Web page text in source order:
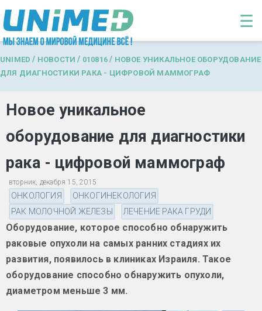
Перейти к основному содержанию
☰
UNIMED / НОВОСТИ / 010816 / НОВОЕ УНИКАЛЬНОЕ ОБОРУДОВАНИЕ
ДЛЯ ДИАГНОСТИКИ РАКА - ЦИФРОВОЙ МАММОГРАФ
Новое уникальное
оборудование для диагностики
рака - цифровой маммограф
вторник, декабря 15, 2015
ОНКОЛОГИЯ
ОНКОГИНЕКОЛОГИЯ
РАК МОЛОЧНОЙ ЖЕЛЕЗЫ
ЛЕЧЕНИЕ РАКА ГРУДИ
Оборудование, которое способно обнаружить
раковые опухоли на самых ранних стадиях их
развития, появилось в клиниках Израиля. Такое
оборудование способно обнаружить опухоли,
диаметром меньше 3 мм.